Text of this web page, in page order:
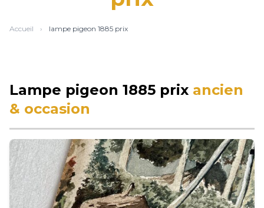
Accueil › lampe pigeon 1885 prix
Lampe pigeon 1885 prix ancien
& occasion